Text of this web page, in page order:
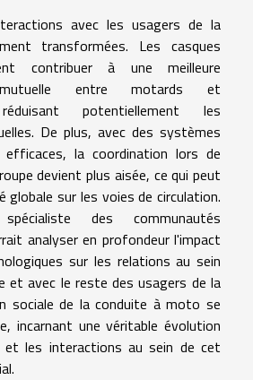
avec les usagers de la
transformées. Les casques
contribuer à une meilleure
mutuelle entre motards et
potentiellement les
De plus, avec des systèmes
efficaces, la coordination lors de
devient plus aisée, ce qui peut
globale sur les voies de circulation.
des communautés
analyser en profondeur l'impact
sur les relations au sein
et avec le reste des usagers de la
sociale de la conduite à moto se
incarnant une véritable évolution
et les interactions au sein de cet